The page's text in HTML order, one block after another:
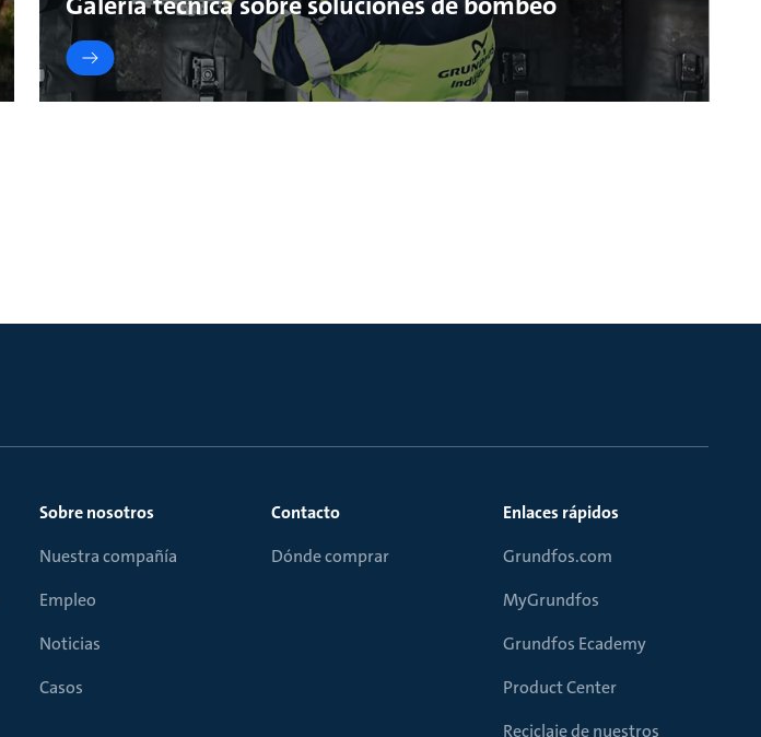
Sobre nosotros
Nuestra compañía
Empleo
Noticias
Casos
Contacto
Dónde comprar
Enlaces rápidos
Grundfos.com
MyGrundfos
Grundfos Ecademy
Product Center
Reciclaje de nuestros